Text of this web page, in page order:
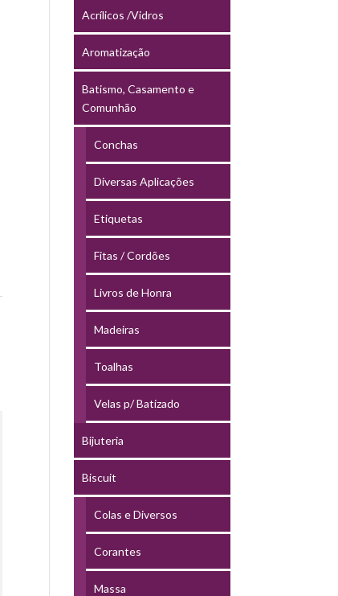
Acrílicos /Vidros
Aromatização
Batismo, Casamento e
Comunhão
Conchas
Diversas Aplicações
Etiquetas
Fitas / Cordões
Livros de Honra
Madeiras
Toalhas
Velas p/ Batizado
Bijuteria
Biscuit
Colas e Diversos
Corantes
Massa